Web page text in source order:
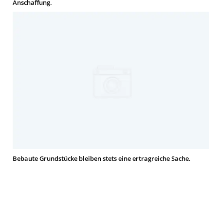
Anschaffung.
Bebaute Grundstücke bleiben stets eine ertragreiche Sache.